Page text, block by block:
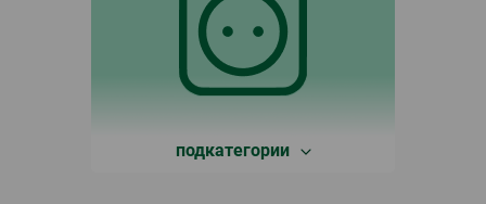
подкатегории